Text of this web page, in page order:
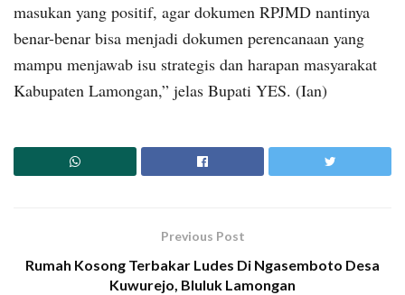
masukan yang positif, agar dokumen RPJMD nantinya
benar-benar bisa menjadi dokumen perencanaan yang
mampu menjawab isu strategis dan harapan masyarakat
Kabupaten Lamongan,” jelas Bupati YES. (Ian)
Previous Post
Rumah Kosong Terbakar Ludes Di Ngasemboto Desa
Kuwurejo, Bluluk Lamongan